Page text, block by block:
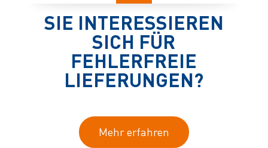
SIE INTERESSIEREN
SICH FÜR
FEHLERFREIE
LIEFERUNGEN?
Mehr erfahren